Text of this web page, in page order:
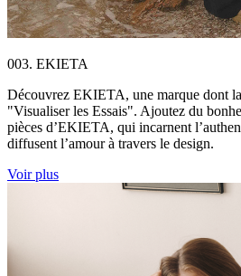
003. EKIETA
Découvrez EKIETA, une marque dont
"Visualiser les Essais". Ajoutez du
pièces d’EKIETA, qui incarnent
diffusent l’amour à travers le design.
Voir plus